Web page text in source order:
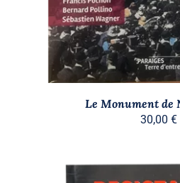
Le Monument de
30,00 €